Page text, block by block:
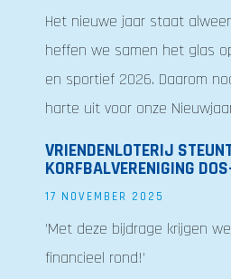
Het nieuwe jaar staat
heffen we samen het glas
en sportief 2026. Daarom
harte uit voor onze
VRIENDENLOTERIJ
KORFBALVERENIGING
17 NOVEMBER 2025
'Met deze bijdrage krijgen
financieel rond!'